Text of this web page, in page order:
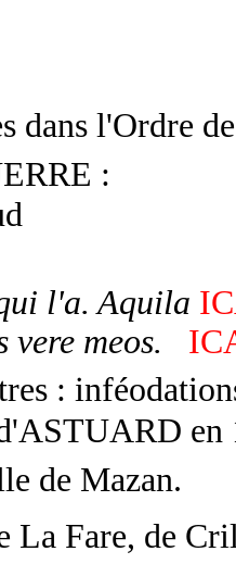
dans l'Ordre
:
l'a. Aquila
vere meos.
:
en
de Mazan.
La Fare, de